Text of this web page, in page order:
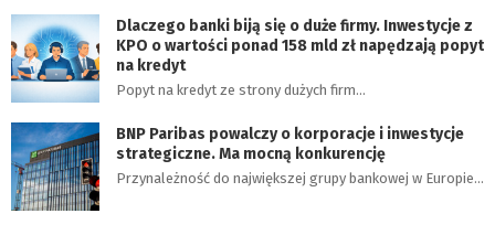
Dlaczego banki biją się o duże firmy. Inwestycje z
KPO o wartości ponad 158 mld zł napędzają popyt
na kredyt
Popyt na kredyt ze strony dużych firm…
BNP Paribas powalczy o korporacje i inwestycje
strategiczne. Ma mocną konkurencję
Przynależność do największej grupy bankowej w Europie…